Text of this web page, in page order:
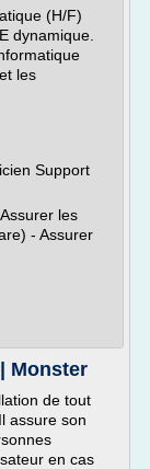
(H/F)
dynamique.
les
Support
les
- Assurer
Monster
de tout
assure son
en cas